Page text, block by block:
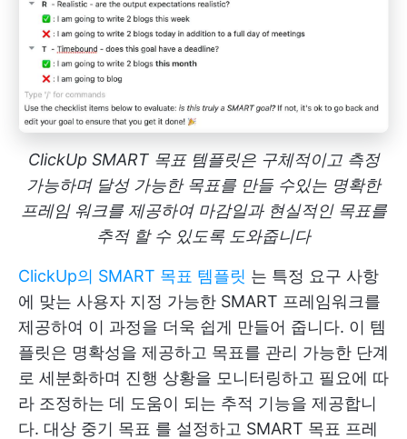
ClickUp SMART 목표 템플릿은 구체적이고 측정
가능하며 달성 가능한 목표를 만들 수있는 명확한
프레임 워크를 제공하여 마감일과 현실적인 목표를
추적 할 수 있도록 도와줍니다
ClickUp의 SMART 목표 템플릿 는 특정 요구 사항
에 맞는 사용자 지정 가능한 SMART 프레임워크를
제공하여 이 과정을 더욱 쉽게 만들어 줍니다. 이 템
플릿은 명확성을 제공하고 목표를 관리 가능한 단계
로 세분화하며 진행 상황을 모니터링하고 필요에 따
라 조정하는 데 도움이 되는 추적 기능을 제공합니
다. 대상 중기 목표 를 설정하고 SMART 목표 프레